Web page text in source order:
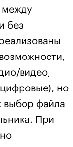
между
без
видео,
но
выбор файла
При